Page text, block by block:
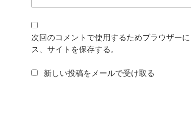
次回のコメントで使用するためブラウザー
ス、サイトを保存する。
新しい投稿をメールで受け取る